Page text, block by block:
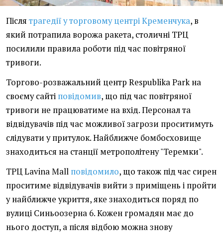
Після трагедії у торговому центрі Кременчука, в
який потрапила ворожа ракета, столичні ТРЦ
посилили правила роботи під час повітряної
тривоги.
Торгово-розважальний центр Respublika Park на
своєму сайті повідомив, що під час повітряної
тривоги не працюватиме на вхід. Персонал та
відвідувачів під час можливої загрози проситимуть
слідувати у притулок. Найближче бомбосховище
знаходиться на станції метрополітену "Теремки".
ТРЦ Lavina Mall повідомило, що також під час сирен
проситиме відвідувачів вийти з приміщень і пройти
у найближче укриття, яке знаходиться поряд по
вулиці Синьоозерна 6. Кожен громадян має до
нього доступ, а після відбою можна знову